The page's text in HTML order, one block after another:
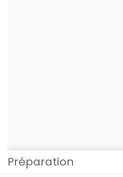
Préparation